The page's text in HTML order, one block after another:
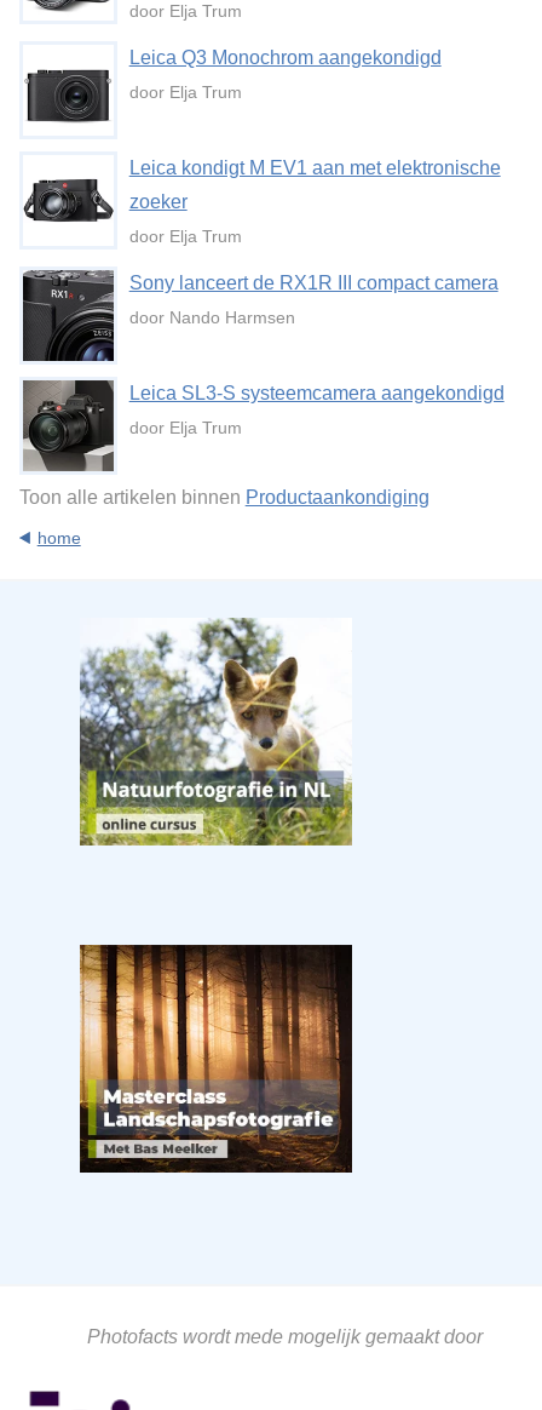
door Elja Trum
Leica Q3 Monochrom aangekondigd
door Elja Trum
Leica kondigt M EV1 aan met elektronische
zoeker
door Elja Trum
Sony lanceert de RX1R III compact camera
door Nando Harmsen
Leica SL3-S systeemcamera aangekondigd
door Elja Trum
Toon alle artikelen binnen Productaankondiging
home
Photofacts wordt mede mogelijk gemaakt door